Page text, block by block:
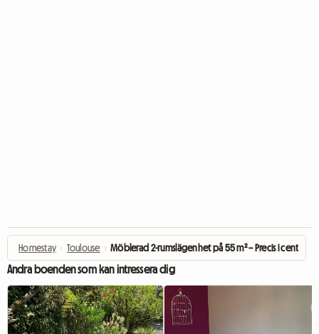
Homestay › Toulouse › Möblerad 2-rumslägenhet på 55 m² – Precis i centrum
Andra boenden som kan intressera dig